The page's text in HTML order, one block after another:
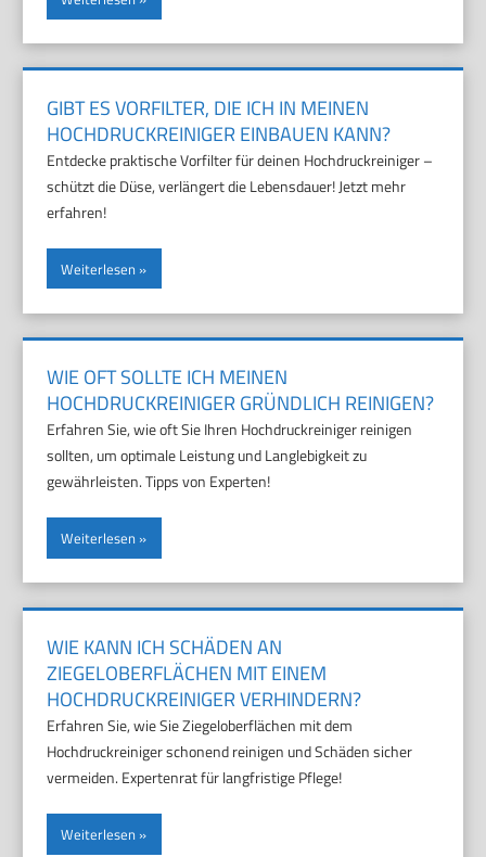
GIBT ES VORFILTER, DIE ICH IN MEINEN
HOCHDRUCKREINIGER EINBAUEN KANN?
Entdecke praktische Vorfilter für deinen Hochdruckreiniger –
schützt die Düse, verlängert die Lebensdauer! Jetzt mehr
erfahren!
Weiterlesen
WIE OFT SOLLTE ICH MEINEN
HOCHDRUCKREINIGER GRÜNDLICH REINIGEN?
Erfahren Sie, wie oft Sie Ihren Hochdruckreiniger reinigen
sollten, um optimale Leistung und Langlebigkeit zu
gewährleisten. Tipps von Experten!
Weiterlesen
WIE KANN ICH SCHÄDEN AN
ZIEGELOBERFLÄCHEN MIT EINEM
HOCHDRUCKREINIGER VERHINDERN?
Erfahren Sie, wie Sie Ziegeloberflächen mit dem
Hochdruckreiniger schonend reinigen und Schäden sicher
vermeiden. Expertenrat für langfristige Pflege!
Weiterlesen